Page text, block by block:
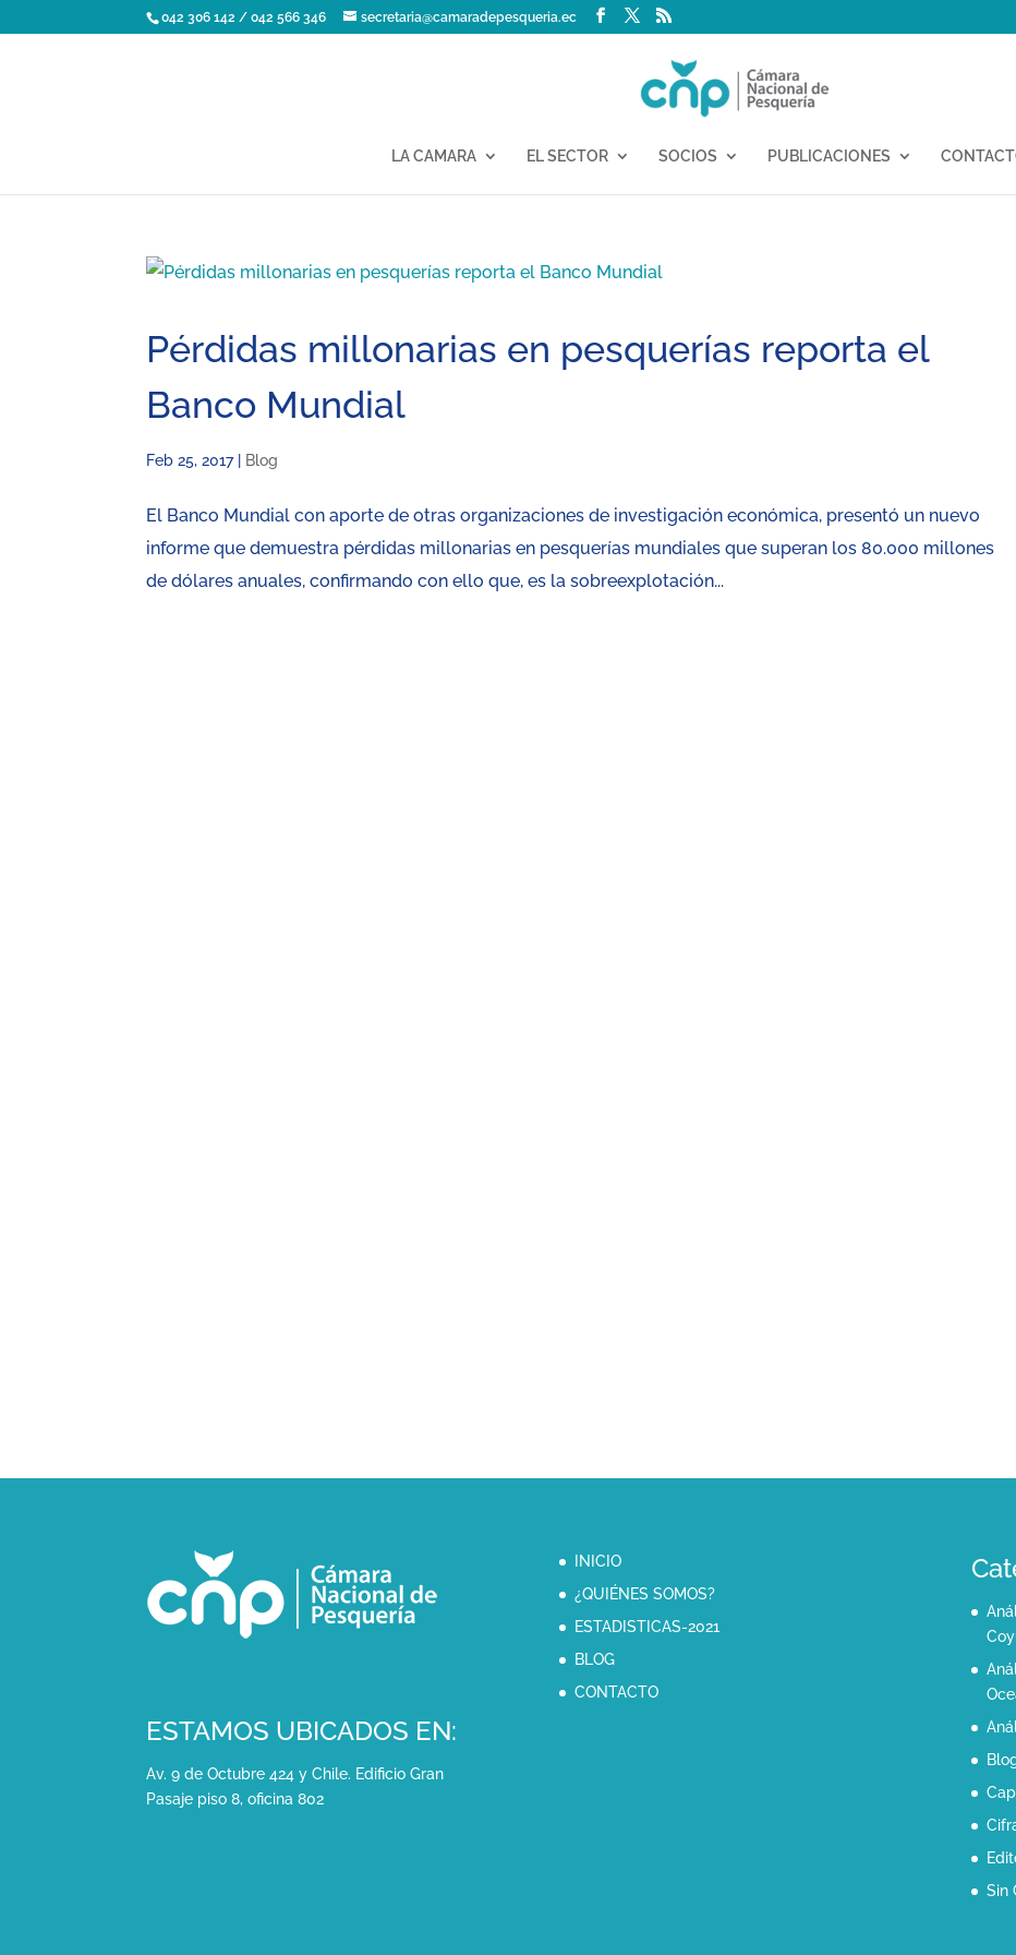
042 306 142 / 042 566 346 secretaria@camaradepesqueria.ec
LA CAMARA EL SECTOR SOCIOS PUBLICACIONES
Pérdidas millonarias en pesquerías reporta el
Banco Mundial
Feb 25, 2017| Blog
El Banco Mundial con aporte de otras organizaciones de investigación económica, presentó un nuevo
informe que demuestra pérdidas millonarias en pesquerías mundiales que superan los 80.000 millones
de dólares anuales, confirmando con ello que, es la sobreexplotación...
ESTAMOS UBICADOS EN:
Av. 9 de Octubre 424 y Chile. Edificio Gran
Pasaje piso 8, oficina 802
INICIO
¿QUIÉNES SOMOS?
ESTADISTICAS-2021
BLOG
CONTACTO
Sin